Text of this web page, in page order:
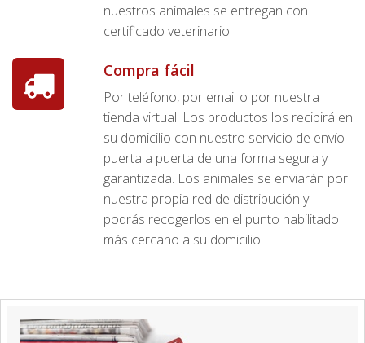
nuestros animales se entregan con
certificado veterinario.
Compra fácil
Por teléfono, por email o por nuestra
tienda virtual. Los productos los recibirá en
su domicilio con nuestro servicio de envío
puerta a puerta de una forma segura y
garantizada. Los animales se enviarán por
nuestra propia red de distribución y
podrás recogerlos en el punto habilitado
más cercano a su domicilio.